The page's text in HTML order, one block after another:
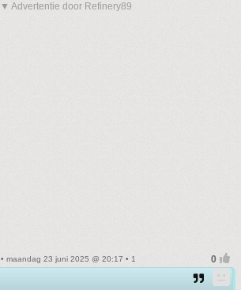
▼ Advertentie door Refinery89
• maandag 23 juni 2025 @ 20:17 • 1